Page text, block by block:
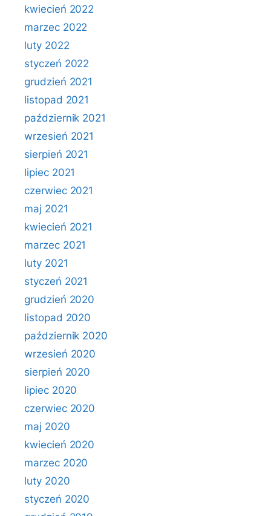
kwiecień 2022
marzec 2022
luty 2022
styczeń 2022
grudzień 2021
listopad 2021
październik 2021
wrzesień 2021
sierpień 2021
lipiec 2021
czerwiec 2021
maj 2021
kwiecień 2021
marzec 2021
luty 2021
styczeń 2021
grudzień 2020
listopad 2020
październik 2020
wrzesień 2020
sierpień 2020
lipiec 2020
czerwiec 2020
maj 2020
kwiecień 2020
marzec 2020
luty 2020
styczeń 2020